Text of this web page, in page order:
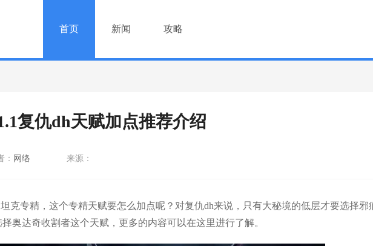
首页 新闻 攻略
复仇dh天赋加点推荐介绍
： 网络 来源：
克专精，这个专精天赋要怎么加点呢？对复仇dh来说，只有大秘境的低层才要选择邪
奥达奇收割者这个天赋，更多的内容可以在这里进行了解。